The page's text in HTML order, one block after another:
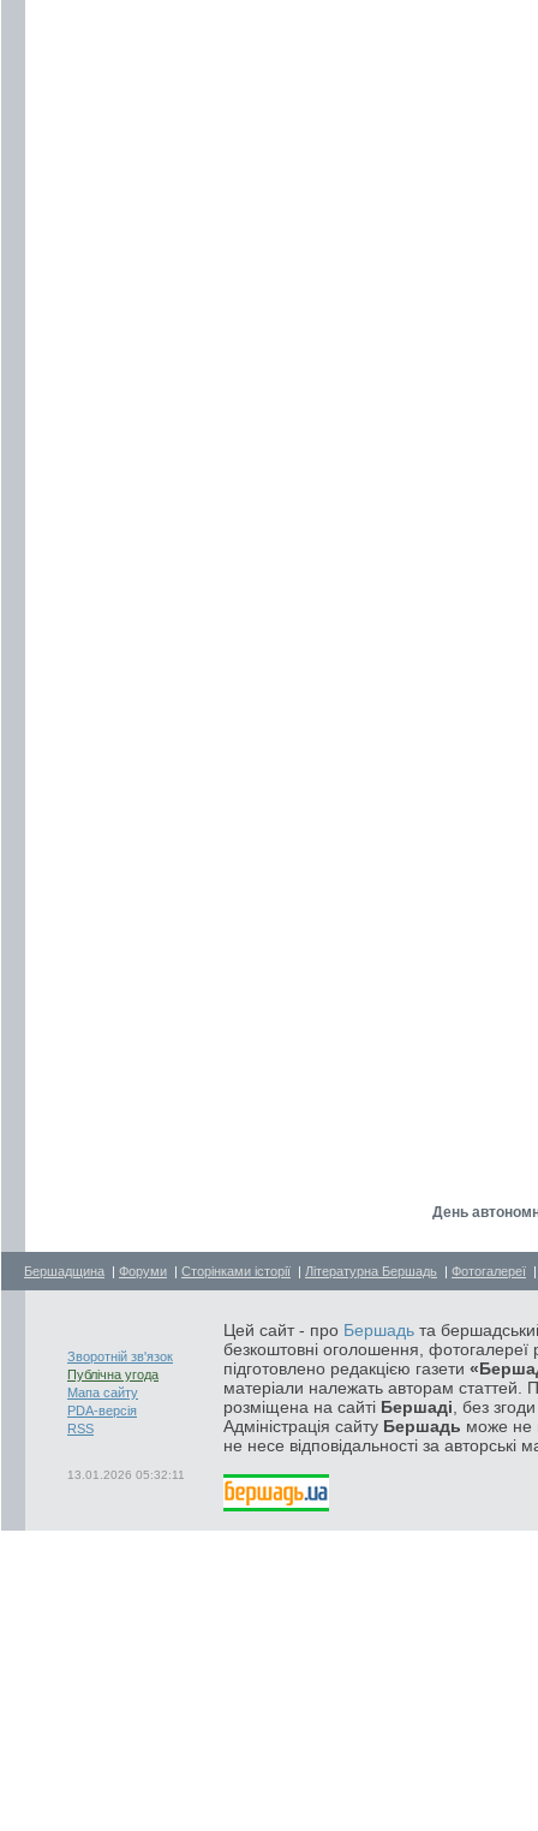
День
Бершадщина | Форуми | Сторінками історії | Літературна Бершадь | Фотогалереї
Зворотній зв'язок
Публічна угода
Мапа сайту
PDA-версія
RSS
13.01.2026 05:32:11
Цей сайт - про Бершадь та
безкоштовні оголошення, фотогалереї
підготовлено редакцією газети
матеріали належать авторам статтей.
розміщена на сайті Бершаді , без
Адміністрація сайту Бершадь може не
не несе відповідальності за авторські